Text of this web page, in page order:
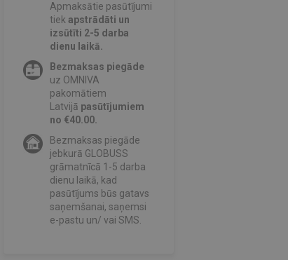
Apmaksātie pasūtījumi
tiekapstrādāti un
izsūtīti 2-5 darba
dienu laikā.
Bezmaksas piegāde
uz OMNIVA
pakomātiem
Latvijā pasūtījumiem
no €40.00.
Bezmaksas piegāde
jebkurā GLOBUSS
grāmatnīcā 1-5 darba
dienu laikā, kad
pasūtījums būs gatavs
saņemšanai, saņemsi
e-pastu un/ vai SMS.